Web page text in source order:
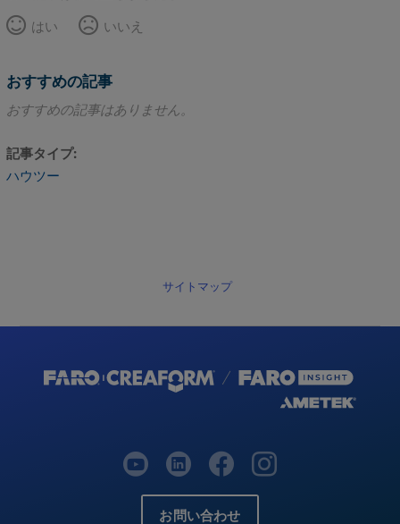
はい
いいえ
おすすめの記事
おすすめの記事はありません。
記事タイプ
ハウツー
サイトマップ
お問い合わせ